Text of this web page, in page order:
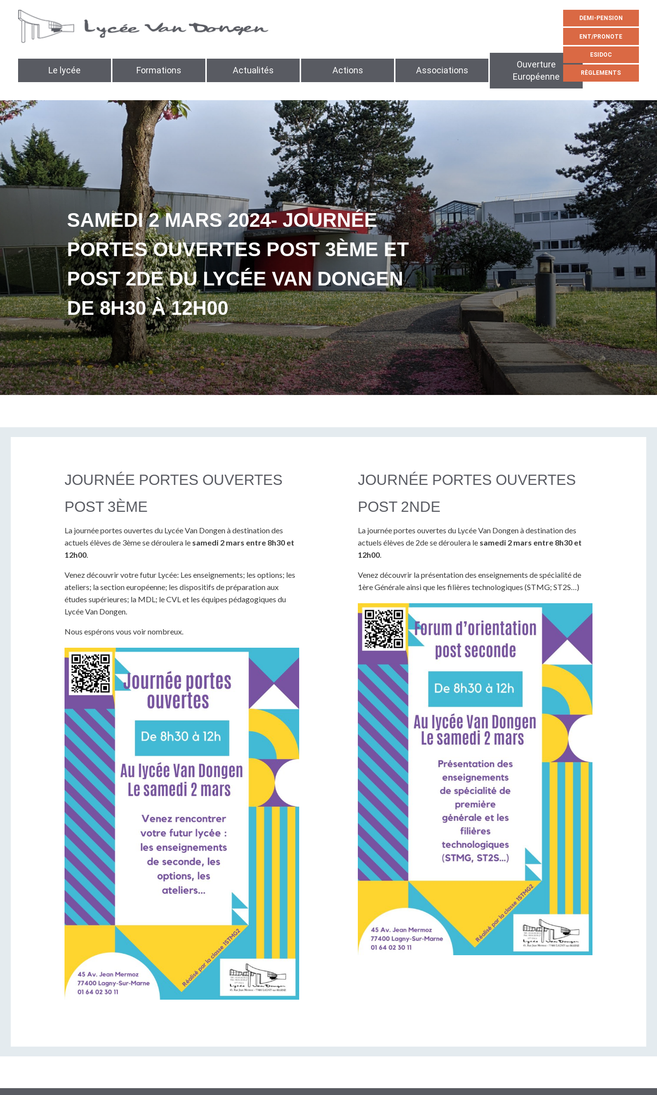
Le lycée Formations Actualités Actions Associations
Ouverture
Européenne
DEMI-PENSION
ENT/PRONOTE
ESIDOC
RÈGLEMENTS
SAMEDI 2 MARS 2024- JOURNÉE
PORTES OUVERTES POST 3ÈME ET
POST 2DE DU LYCÉE VAN DONGEN
DE 8H30 À 12H00
JOURNÉE PORTES OUVERTES
POST 3ÈME
La journée portes ouvertes du Lycée Van Dongen à destination des
actuels élèves de 3ème se déroulera le samedi 2 mars entre 8h30 et
12h00.
Venez découvrir votre futur Lycée: Les enseignements; les options; les
ateliers; la section européenne; les dispositifs de préparation aux
études supérieures; la MDL; le CVL et les équipes pédagogiques du
Lycée Van Dongen.
Nous espérons vous voir nombreux.
JOURNÉE PORTES OUVERTES
POST 2NDE
La journée portes ouvertes du Lycée Van Dongen à destination des
actuels élèves de 2de se déroulera le samedi 2 mars entre 8h30 et
12h00.
Venez découvrir la présentation des enseignements de spécialité de
1ère Générale ainsi que les filières technologiques (STMG; ST2S…)